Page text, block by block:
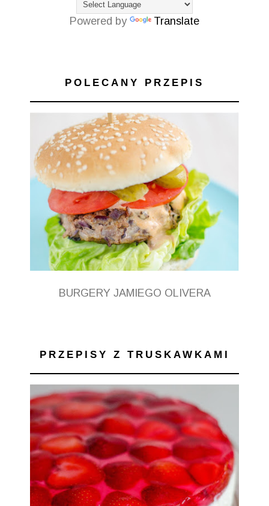
Powered by Translate
POLECANY PRZEPIS
BURGERY JAMIEGO OLIVERA
PRZEPISY Z TRUSKAWKAMI